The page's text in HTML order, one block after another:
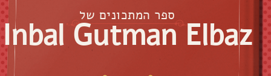
ספר המתכונים של
Inbal Gutman Elbaz